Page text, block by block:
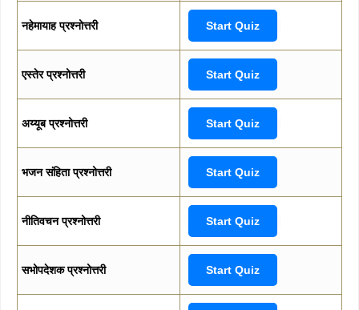
नहेमायाह प्रश्नोत्तरी Start Quiz
एस्तेर प्रश्नोत्तरी Start Quiz
अय्यूब प्रश्नोत्तरी Start Quiz
भजन संहिता प्रश्नोत्तरी Start Quiz
नीतिवचन प्रश्नोत्तरी Start Quiz
सभोपदेशक प्रश्नोत्तरी Start Quiz